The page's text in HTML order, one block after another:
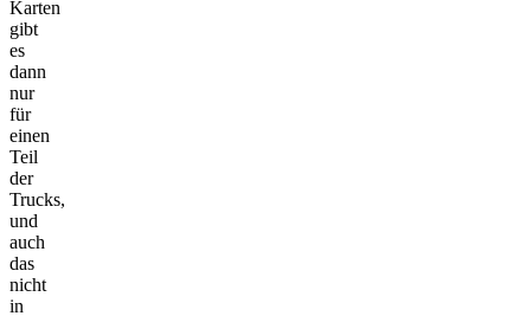
Karten
gibt
es
dann
nur
für
einen
Teil
der
Trucks,
und
auch
das
nicht
in